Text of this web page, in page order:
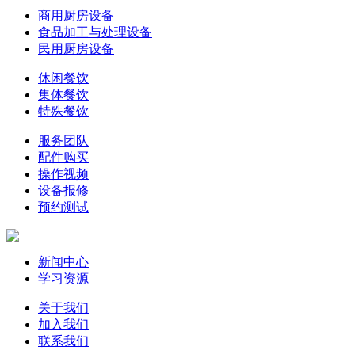
商用厨房设备
食品加工与处理设备
民用厨房设备
休闲餐饮
集体餐饮
特殊餐饮
服务团队
配件购买
操作视频
设备报修
预约测试
新闻中心
学习资源
关于我们
加入我们
联系我们